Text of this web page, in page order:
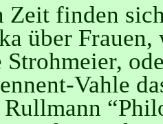
Zeit finden
über
Strohmeier,
Vahle